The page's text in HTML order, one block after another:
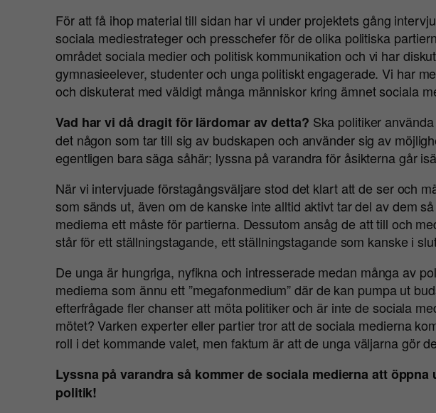
För att få ihop material till sidan har vi under projektets gång
sociala mediestrateger och presschefer för de olika politiska
området sociala medier och politisk kommunikation och vi har
gymnasieelever, studenter och unga politiskt engagerade. Vi har
och diskuterat med väldigt många människor kring ämnet sociala
Vad har vi då dragit för lärdomar av detta? Ska politiker
det någon som tar till sig av budskapen och använder sig av
egentligen bara säga såhär; lyssna på varandra för åsikterna går
När vi intervjuade förstagångsväljare stod det klart att de ser och
som sänds ut, även om de kanske inte alltid aktivt tar del av dem
medierna ett måste för partierna. Dessutom ansåg de att till och
står för ett ställningstagande, ett ställningstagande som kanske i
De unga är hungriga, nyfikna och intresserade medan många av
medierna som ännu ett ”megafonmedium” där de kan pumpa ut
efterfrågade fler chanser att möta politiker och är inte de sociala
mötet? Varken experter eller partier tror att de sociala medierna
roll i det kommande valet, men faktum är att de unga väljarna gör
Lyssna på varandra så kommer de sociala medierna att
politik!